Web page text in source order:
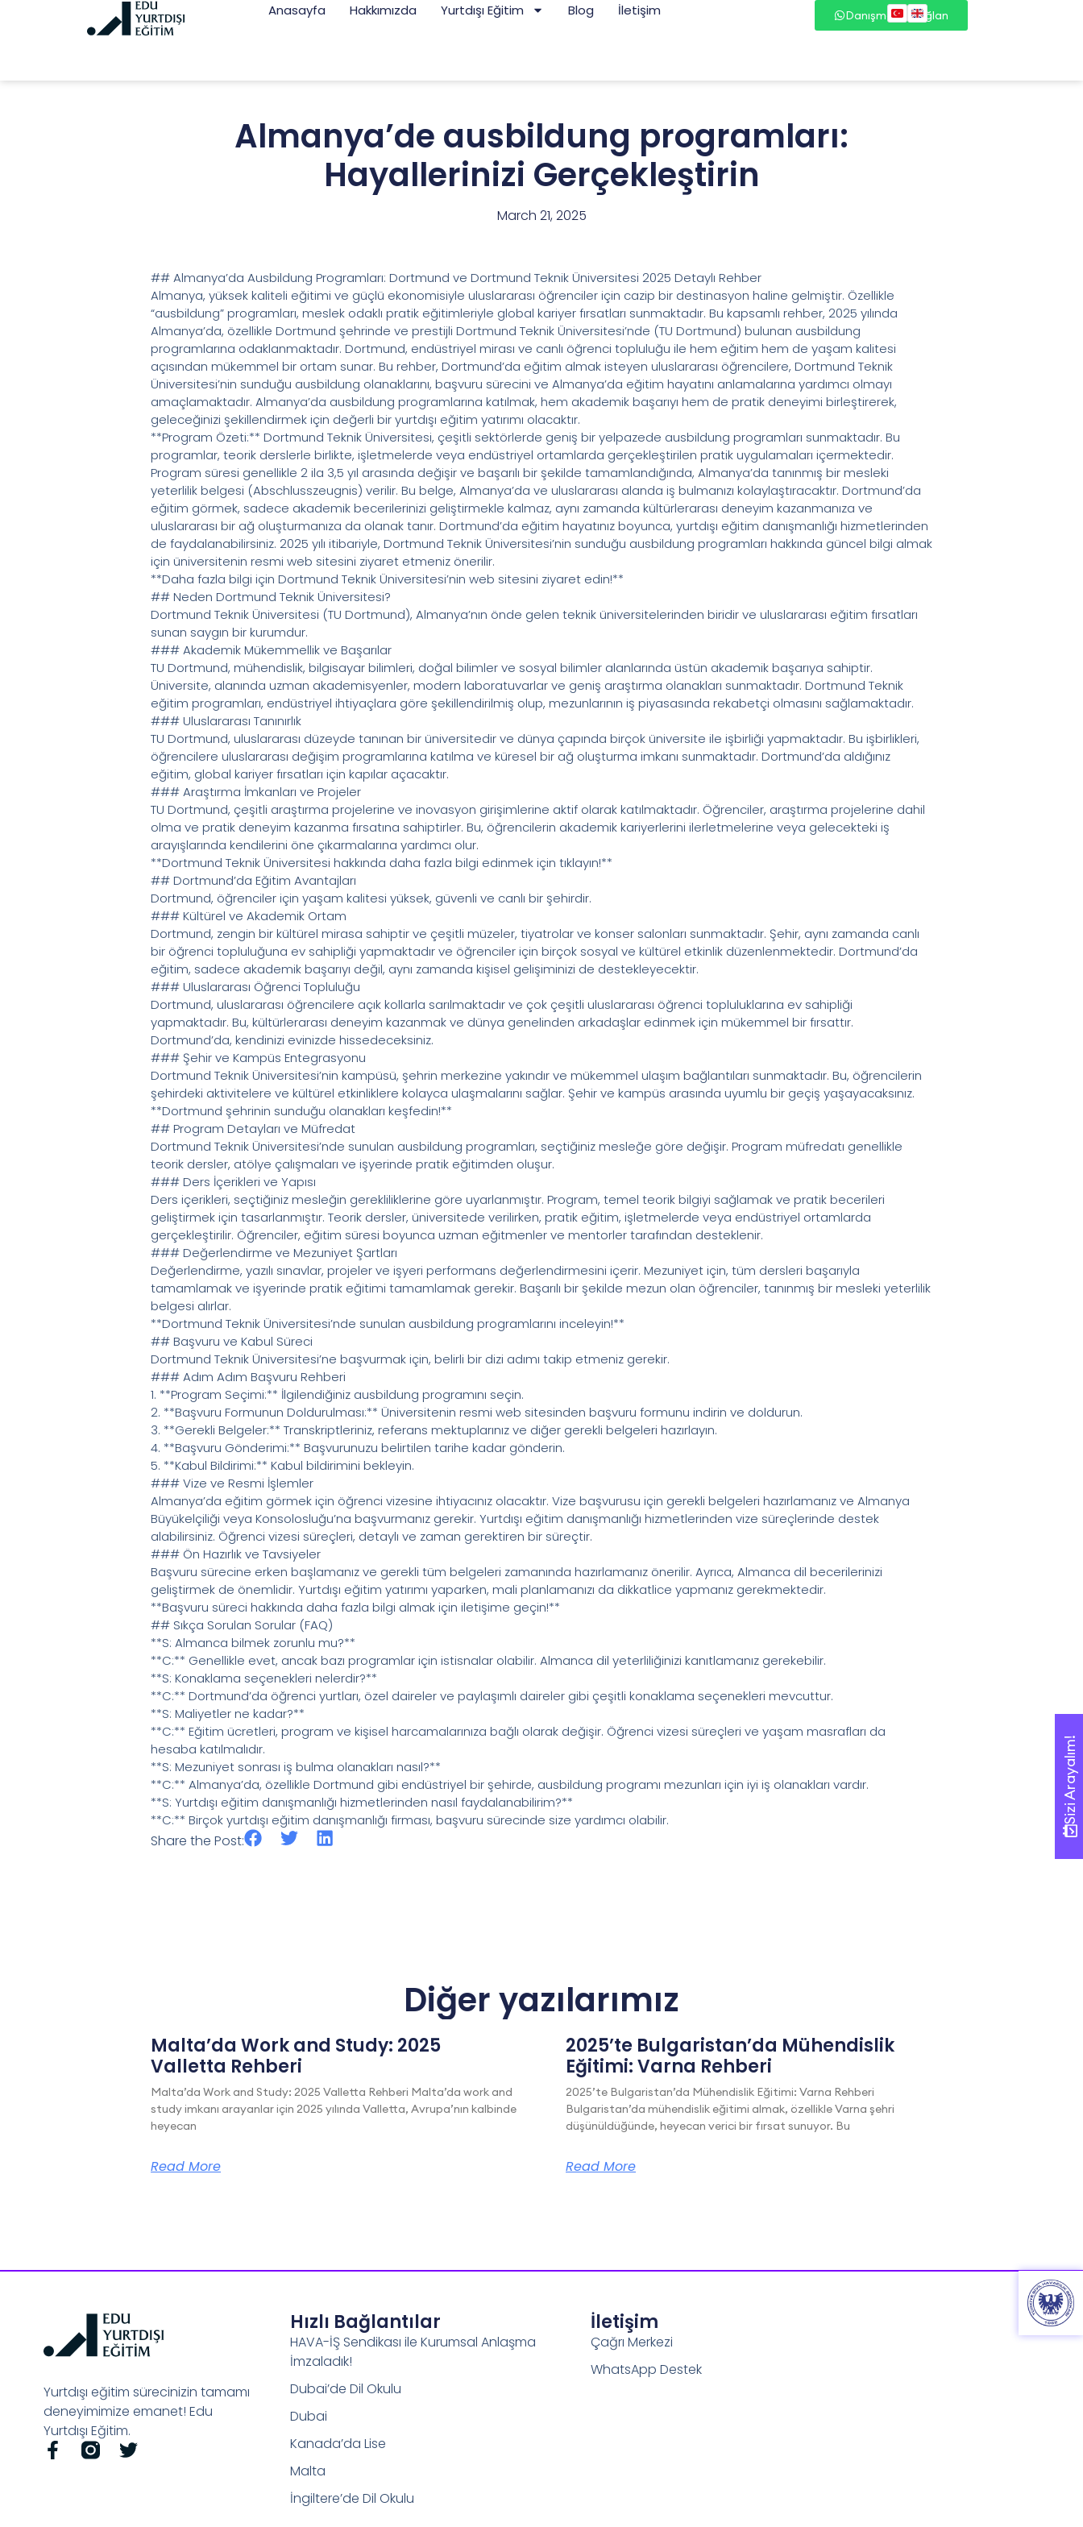
Anasayfa Hakkımızda Yurtdışı Eğitim Blog İletişim Danışmana Bağlan
Almanya’de ausbildung programları:
Hayallerinizi Gerçekleştirin
March 21, 2025
## Almanya’da Ausbildung Programları: Dortmund ve Dortmund Teknik Üniversitesi 2025 Detaylı Rehber
Almanya, yüksek kaliteli eğitimi ve güçlü ekonomisiyle uluslararası öğrenciler için cazip bir destinasyon haline gelmiştir. Özellikle
“ausbildung” programları, meslek odaklı pratik eğitimleriyle global kariyer fırsatları sunmaktadır. Bu kapsamlı rehber, 2025 yılında
Almanya’da, özellikle Dortmund şehrinde ve prestijli Dortmund Teknik Üniversitesi’nde (TU Dortmund) bulunan ausbildung
programlarına odaklanmaktadır. Dortmund, endüstriyel mirası ve canlı öğrenci topluluğu ile hem eğitim hem de yaşam kalitesi
açısından mükemmel bir ortam sunar. Bu rehber, Dortmund’da eğitim almak isteyen uluslararası öğrencilere, Dortmund Teknik
Üniversitesi’nin sunduğu ausbildung olanaklarını, başvuru sürecini ve Almanya’da eğitim hayatını anlamalarına yardımcı olmayı
amaçlamaktadır. Almanya’da ausbildung programlarına katılmak, hem akademik başarıyı hem de pratik deneyimi birleştirerek,
geleceğinizi şekillendirmek için değerli bir yurtdışı eğitim yatırımı olacaktır.
**Program Özeti:** Dortmund Teknik Üniversitesi, çeşitli sektörlerde geniş bir yelpazede ausbildung programları sunmaktadır. Bu
programlar, teorik derslerle birlikte, işletmelerde veya endüstriyel ortamlarda gerçekleştirilen pratik uygulamaları içermektedir.
Program süresi genellikle 2 ila 3,5 yıl arasında değişir ve başarılı bir şekilde tamamlandığında, Almanya’da tanınmış bir mesleki
yeterlilik belgesi (Abschlusszeugnis) verilir. Bu belge, Almanya’da ve uluslararası alanda iş bulmanızı kolaylaştıracaktır. Dortmund’da
eğitim görmek, sadece akademik becerilerinizi geliştirmekle kalmaz, aynı zamanda kültürlerarası deneyim kazanmanıza ve
uluslararası bir ağ oluşturmanıza da olanak tanır. Dortmund’da eğitim hayatınız boyunca, yurtdışı eğitim danışmanlığı hizmetlerinden
de faydalanabilirsiniz. 2025 yılı itibariyle, Dortmund Teknik Üniversitesi’nin sunduğu ausbildung programları hakkında güncel bilgi almak
için üniversitenin resmi web sitesini ziyaret etmeniz önerilir.
**Daha fazla bilgi için Dortmund Teknik Üniversitesi’nin web sitesini ziyaret edin!**
## Neden Dortmund Teknik Üniversitesi?
Dortmund Teknik Üniversitesi (TU Dortmund), Almanya’nın önde gelen teknik üniversitelerinden biridir ve uluslararası eğitim fırsatları
sunan saygın bir kurumdur.
### Akademik Mükemmellik ve Başarılar
TU Dortmund, mühendislik, bilgisayar bilimleri, doğal bilimler ve sosyal bilimler alanlarında üstün akademik başarıya sahiptir.
Üniversite, alanında uzman akademisyenler, modern laboratuvarlar ve geniş araştırma olanakları sunmaktadır. Dortmund Teknik
eğitim programları, endüstriyel ihtiyaçlara göre şekillendirilmiş olup, mezunlarının iş piyasasında rekabetçi olmasını sağlamaktadır.
### Uluslararası Tanınırlık
TU Dortmund, uluslararası düzeyde tanınan bir üniversitedir ve dünya çapında birçok üniversite ile işbirliği yapmaktadır. Bu işbirlikleri,
öğrencilere uluslararası değişim programlarına katılma ve küresel bir ağ oluşturma imkanı sunmaktadır. Dortmund’da aldığınız
eğitim, global kariyer fırsatları için kapılar açacaktır.
### Araştırma İmkanları ve Projeler
TU Dortmund, çeşitli araştırma projelerine ve inovasyon girişimlerine aktif olarak katılmaktadır. Öğrenciler, araştırma projelerine dahil
olma ve pratik deneyim kazanma fırsatına sahiptirler. Bu, öğrencilerin akademik kariyerlerini ilerletmelerine veya gelecekteki iş
arayışlarında kendilerini öne çıkarmalarına yardımcı olur.
**Dortmund Teknik Üniversitesi hakkında daha fazla bilgi edinmek için tıklayın!**
## Dortmund’da Eğitim Avantajları
Dortmund, öğrenciler için yaşam kalitesi yüksek, güvenli ve canlı bir şehirdir.
### Kültürel ve Akademik Ortam
Dortmund, zengin bir kültürel mirasa sahiptir ve çeşitli müzeler, tiyatrolar ve konser salonları sunmaktadır. Şehir, aynı zamanda canlı
bir öğrenci topluluğuna ev sahipliği yapmaktadır ve öğrenciler için birçok sosyal ve kültürel etkinlik düzenlenmektedir. Dortmund’da
eğitim, sadece akademik başarıyı değil, aynı zamanda kişisel gelişiminizi de destekleyecektir.
### Uluslararası Öğrenci Topluluğu
Dortmund, uluslararası öğrencilere açık kollarla sarılmaktadır ve çok çeşitli uluslararası öğrenci topluluklarına ev sahipliği
yapmaktadır. Bu, kültürlerarası deneyim kazanmak ve dünya genelinden arkadaşlar edinmek için mükemmel bir fırsattır.
Dortmund’da, kendinizi evinizde hissedeceksiniz.
### Şehir ve Kampüs Entegrasyonu
Dortmund Teknik Üniversitesi’nin kampüsü, şehrin merkezine yakındır ve mükemmel ulaşım bağlantıları sunmaktadır. Bu, öğrencilerin
şehirdeki aktivitelere ve kültürel etkinliklere kolayca ulaşmalarını sağlar. Şehir ve kampüs arasında uyumlu bir geçiş yaşayacaksınız.
**Dortmund şehrinin sunduğu olanakları keşfedin!**
## Program Detayları ve Müfredat
Dortmund Teknik Üniversitesi’nde sunulan ausbildung programları, seçtiğiniz mesleğe göre değişir. Program müfredatı genellikle
teorik dersler, atölye çalışmaları ve işyerinde pratik eğitimden oluşur.
### Ders İçerikleri ve Yapısı
Ders içerikleri, seçtiğiniz mesleğin gerekliliklerine göre uyarlanmıştır. Program, temel teorik bilgiyi sağlamak ve pratik becerileri
geliştirmek için tasarlanmıştır. Teorik dersler, üniversitede verilirken, pratik eğitim, işletmelerde veya endüstriyel ortamlarda
gerçekleştirilir. Öğrenciler, eğitim süresi boyunca uzman eğitmenler ve mentorler tarafından desteklenir.
### Değerlendirme ve Mezuniyet Şartları
Değerlendirme, yazılı sınavlar, projeler ve işyeri performans değerlendirmesini içerir. Mezuniyet için, tüm dersleri başarıyla
tamamlamak ve işyerinde pratik eğitimi tamamlamak gerekir. Başarılı bir şekilde mezun olan öğrenciler, tanınmış bir mesleki yeterlilik
belgesi alırlar.
**Dortmund Teknik Üniversitesi’nde sunulan ausbildung programlarını inceleyin!**
## Başvuru ve Kabul Süreci
Dortmund Teknik Üniversitesi’ne başvurmak için, belirli bir dizi adımı takip etmeniz gerekir.
### Adım Adım Başvuru Rehberi
1. **Program Seçimi:** İlgilendiğiniz ausbildung programını seçin.
2. **Başvuru Formunun Doldurulması:** Üniversitenin resmi web sitesinden başvuru formunu indirin ve doldurun.
3. **Gerekli Belgeler:** Transkriptleriniz, referans mektuplarınız ve diğer gerekli belgeleri hazırlayın.
4. **Başvuru Gönderimi:** Başvurunuzu belirtilen tarihe kadar gönderin.
5. **Kabul Bildirimi:** Kabul bildirimini bekleyin.
### Vize ve Resmi İşlemler
Almanya’da eğitim görmek için öğrenci vizesine ihtiyacınız olacaktır. Vize başvurusu için gerekli belgeleri hazırlamanız ve Almanya
Büyükelçiliği veya Konsolosluğu’na başvurmanız gerekir. Yurtdışı eğitim danışmanlığı hizmetlerinden vize süreçlerinde destek
alabilirsiniz. Öğrenci vizesi süreçleri, detaylı ve zaman gerektiren bir süreçtir.
### Ön Hazırlık ve Tavsiyeler
Başvuru sürecine erken başlamanız ve gerekli tüm belgeleri zamanında hazırlamanız önerilir. Ayrıca, Almanca dil becerilerinizi
geliştirmek de önemlidir. Yurtdışı eğitim yatırımı yaparken, mali planlamanızı da dikkatlice yapmanız gerekmektedir.
**Başvuru süreci hakkında daha fazla bilgi almak için iletişime geçin!**
## Sıkça Sorulan Sorular (FAQ)
**S: Almanca bilmek zorunlu mu?**
**C:** Genellikle evet, ancak bazı programlar için istisnalar olabilir. Almanca dil yeterliliğinizi kanıtlamanız gerekebilir.
**S: Konaklama seçenekleri nelerdir?**
**C:** Dortmund’da öğrenci yurtları, özel daireler ve paylaşımlı daireler gibi çeşitli konaklama seçenekleri mevcuttur.
**S: Maliyetler ne kadar?**
**C:** Eğitim ücretleri, program ve kişisel harcamalarınıza bağlı olarak değişir. Öğrenci vizesi süreçleri ve yaşam masrafları da
hesaba katılmalıdır.
**S: Mezuniyet sonrası iş bulma olanakları nasıl?**
**C:** Almanya’da, özellikle Dortmund gibi endüstriyel bir şehirde, ausbildung programı mezunları için iyi iş olanakları vardır.
**S: Yurtdışı eğitim danışmanlığı hizmetlerinden nasıl faydalanabilirim?**
**C:** Birçok yurtdışı eğitim danışmanlığı firması, başvuru sürecinde size yardımcı olabilir.
Share the Post:
Diğer yazılarımız
Malta’da Work and Study: 2025
Valletta Rehberi
Malta’da Work and Study: 2025 Valletta Rehberi Malta’da work and
study imkanı arayanlar için 2025 yılında Valletta, Avrupa’nın kalbinde
heyecan
Read More
2025’te Bulgaristan’da Mühendislik
Eğitimi: Varna Rehberi
2025’te Bulgaristan’da Mühendislik Eğitimi: Varna Rehberi
Bulgaristan’da mühendislik eğitimi almak, özellikle Varna şehri
düşünüldüğünde, heyecan verici bir fırsat sunuyor. Bu
Read More
Sizi Arayalım!
Sizi Arayalım!
Yurtdışı eğitim sürecinizin tamamı
deneyimimize emanet! Edu
Yurtdışı Eğitim.
Hızlı Bağlantılar
HAVA-İŞ Sendikası ile Kurumsal Anlaşma
İmzaladık!
Dubai’de Dil Okulu
Dubai
Kanada’da Lise
Malta
İngiltere’de Dil Okulu
İletişim
Çağrı Merkezi
WhatsApp Destek